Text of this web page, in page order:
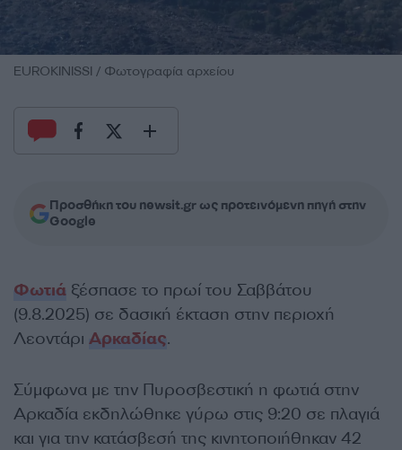
EUROKINISSI / Φωτογραφία αρχείου
Προσθήκη του newsit.gr ως προτεινόμενη πηγή στην
Google
Φωτιά ξέσπασε το πρωί του Σαββάτου
(9.8.2025) σε δασική έκταση στην περιοχή
Λεοντάρι Αρκαδίας.
Σύμφωνα με την Πυροσβεστική η φωτιά στην
Αρκαδία εκδηλώθηκε γύρω στις 9:20 σε πλαγιά
και για την κατάσβεσή της κινητοποιήθηκαν 42